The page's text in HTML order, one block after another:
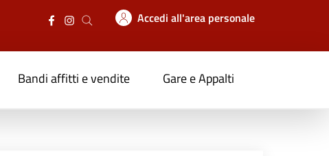
Accedi all'area personale
Bandi affitti e vendite Gare e Appalti